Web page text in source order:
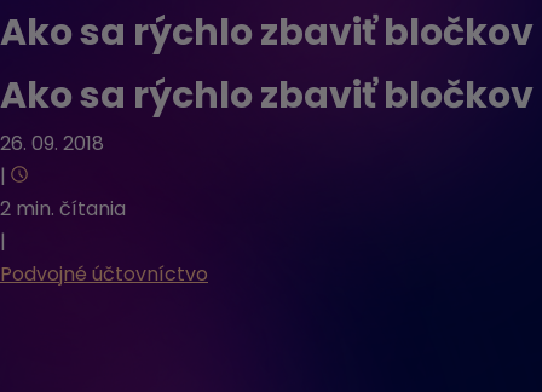
Ako sa rýchlo zbaviť bločkov
Ako sa rýchlo zbaviť bločkov
26. 09. 2018
|
2 min. čítania
|
Podvojné účtovníctvo